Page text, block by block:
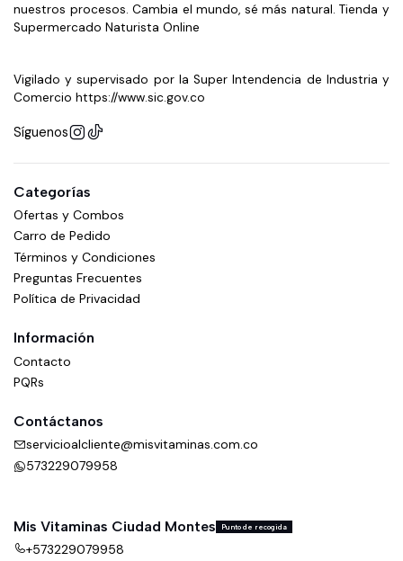
nuestros procesos. Cambia el mundo, sé más natural. Tienda y
Supermercado Naturista Online
Vigilado y supervisado por la Super Intendencia de Industria y
Comercio https://www.sic.gov.co
Síguenos
Categorías
Ofertas y Combos
Carro de Pedido
Términos y Condiciones
Preguntas Frecuentes
Política de Privacidad
Información
Contacto
PQRs
Contáctanos
servicioalcliente@misvitaminas.com.co
573229079958
Mis Vitaminas Ciudad Montes Punto de recogida
+573229079958